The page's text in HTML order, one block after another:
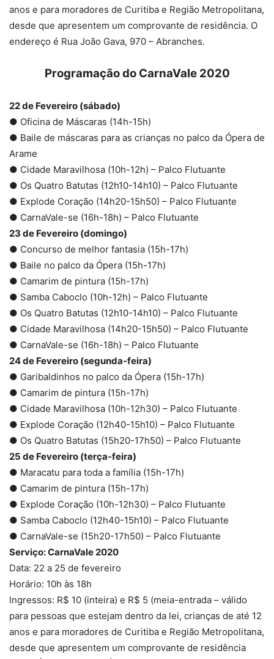
anos e para moradores de Curitiba e Região Metropolitana,
desde que apresentem um comprovante de residência. O
endereço é Rua João Gava, 970 – Abranches.
Programação do CarnaVale 2020
22 de Fevereiro (sábado)
● Oficina de Máscaras (14h-15h)
● Baile de máscaras para as crianças no palco da Ópera de
Arame
● Cidade Maravilhosa (10h-12h) – Palco Flutuante
● Os Quatro Batutas (12h10-14h10) – Palco Flutuante
● Explode Coração (14h20-15h50) – Palco Flutuante
● CarnaVale-se (16h-18h) – Palco Flutuante
23 de Fevereiro (domingo)
● Concurso de melhor fantasia (15h-17h)
● Baile no palco da Ópera (15h-17h)
● Camarim de pintura (15h-17h)
● Samba Caboclo (10h-12h) – Palco Flutuante
● Os Quatro Batutas (12h10-14h10) – Palco Flutuante
● Cidade Maravilhosa (14h20-15h50) – Palco Flutuante
● CarnaVale-se (16h-18h) – Palco Flutuante
24 de Fevereiro (segunda-feira)
● Garibaldinhos no palco da Ópera (15h-17h)
● Camarim de pintura (15h-17h)
● Cidade Maravilhosa (10h-12h30) – Palco Flutuante
● Explode Coração (12h40-15h10) – Palco Flutuante
● Os Quatro Batutas (15h20-17h50) – Palco Flutuante
25 de Fevereiro (terça-feira)
● Maracatu para toda a família (15h-17h)
● Camarim de pintura (15h-17h)
● Explode Coração (10h-12h30) – Palco Flutuante
● Samba Caboclo (12h40-15h10) – Palco Flutuante
● CarnaVale-se (15h20-17h50) – Palco Flutuante
Serviço: CarnaVale 2020
Data: 22 a 25 de fevereiro
Horário: 10h às 18h
Ingressos: R$ 10 (inteira) e R$ 5 (meia-entrada – válido
para pessoas que estejam dentro da lei, crianças de até 12
anos e para moradores de Curitiba e Região Metropolitana,
desde que apresentem um comprovante de residência